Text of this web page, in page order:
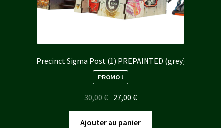
Precinct Sigma Post (1) PREPAINTED (grey)
PROMO !
30,00€ Le
prix
initial
27,00€Le
prix
actuel
Ajouter au panier